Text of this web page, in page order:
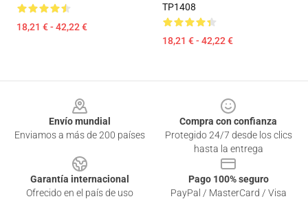
18,21 € - 42,22 €
TP1408
18,21 € - 42,22 €
Envío mundial
Enviamos a más de 200 países
Compra con confianza
Protegido 24/7 desde los clics
hasta la entrega
Garantía internacional
Ofrecido en el país de uso
Pago 100% seguro
PayPal / MasterCard / Visa